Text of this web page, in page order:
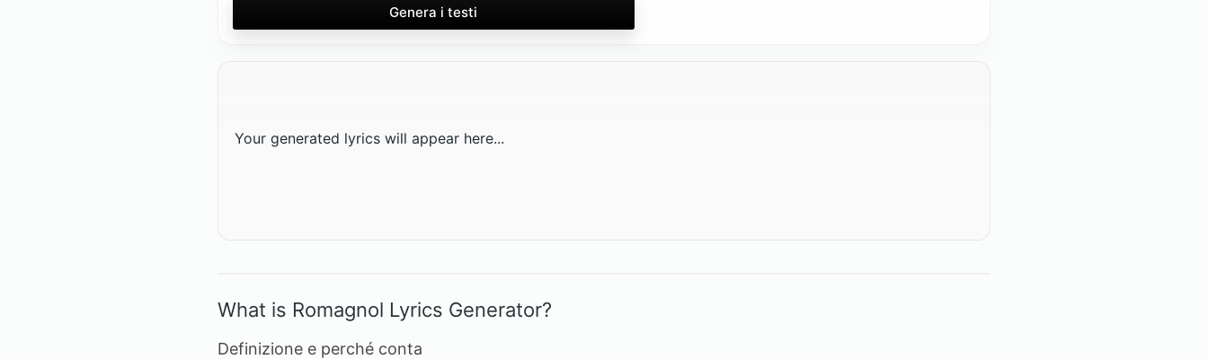
Genera i testi
Your generated lyrics will appear here...
What is Romagnol Lyrics Generator?
Definizione e perché conta